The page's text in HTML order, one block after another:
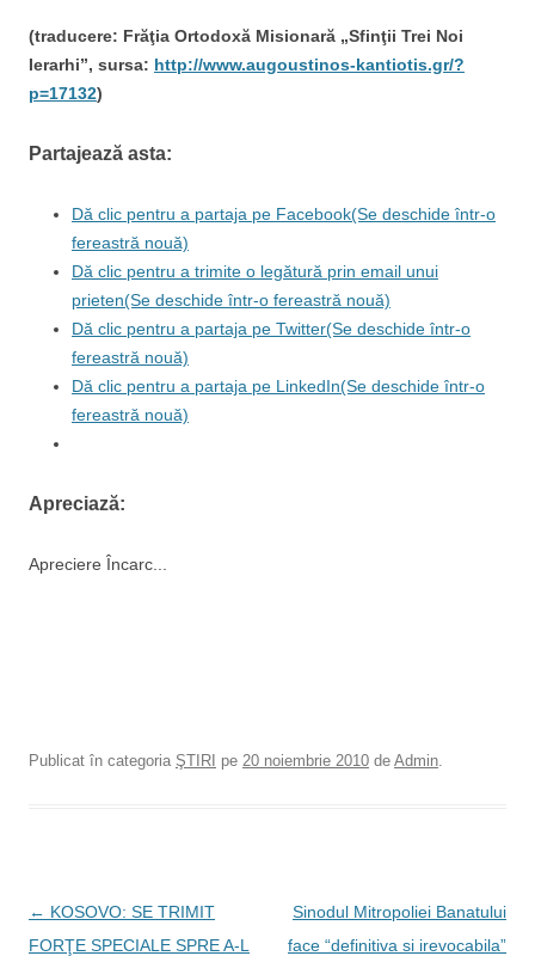
(traducere: Frăţia Ortodoxă Misionară „Sfinţii Trei Noi
Ierarhi”, sursa: http://www.augoustinos-kantiotis.gr/?
p=17132)
Partajează asta:
Dă clic pentru a partaja pe Facebook(Se deschide într-o
fereastră nouă)
Dă clic pentru a trimite o legătură prin email unui
prieten(Se deschide într-o fereastră nouă)
Dă clic pentru a partaja pe Twitter(Se deschide într-o
fereastră nouă)
Dă clic pentru a partaja pe LinkedIn(Se deschide într-o
fereastră nouă)
Apreciază:
Apreciere Încarc...
Publicat în categoria ŞTIRI pe 20 noiembrie 2010 de Admin.
N
a
← KOSOVO: SE TRIMIT
FORŢE SPECIALE SPRE A-L
Sinodul Mitropoliei Banatului
face “definitiva si irevocabila”